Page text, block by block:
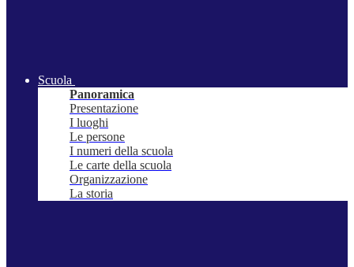
Scuola
Panoramica
Presentazione
I luoghi
Le persone
I numeri della scuola
Le carte della scuola
Organizzazione
La storia